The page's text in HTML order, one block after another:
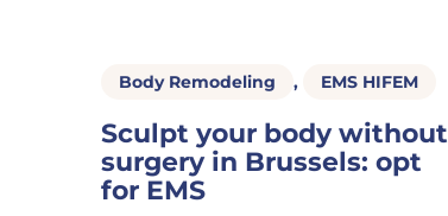
Sculpt your body without
surgery in Brussels: opt
for EMS
Body Remodeling , EMS HIFEM